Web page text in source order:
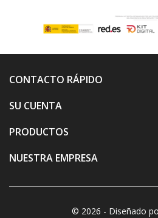
CONTACTO RÁPIDO
SU CUENTA
PRODUCTOS
NUESTRA EMPRESA
© 2026 - Diseñado